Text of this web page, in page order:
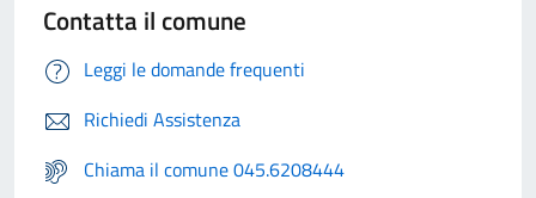
Contatta il comune
Leggi le domande frequenti
Richiedi Assistenza
Chiama il comune 045.6208444